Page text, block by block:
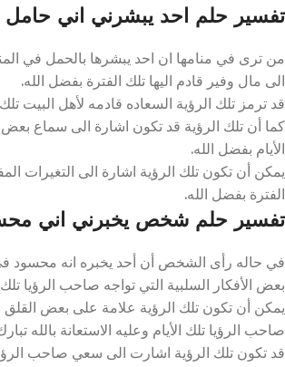
تفسير حلم احد يبشرني اني
من ترى في منامها ان احد يبشرها بالحمل في
الى مال وفير قادم اليها تلك الفترة بفضل الله.
قد ترمز تلك الرؤية السعاده قادمه لأهل البيت تلك
كما أن تلك الرؤية قد تكون اشارة الى سماع بعض
الأيام بفضل الله.
يمكن أن تكون تلك الرؤية اشارة الى التغيرات
الفترة بفضل الله.
تفسير حلم شخص يخبرني اني
في حاله رأى الشخص أن أحد يخبره انه محسود
بعض الأفكار السلبية التي تواجه صاحب الرؤيا تلك
يمكن أن تكون تلك الرؤية علامة على بعض القلق
صاحب الرؤيا تلك الأيام وعليه الاستعانة بالله
قد تكون تلك الرؤية اشارت الى سعي صاحب